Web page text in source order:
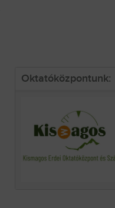
Oktatóközpontunk: